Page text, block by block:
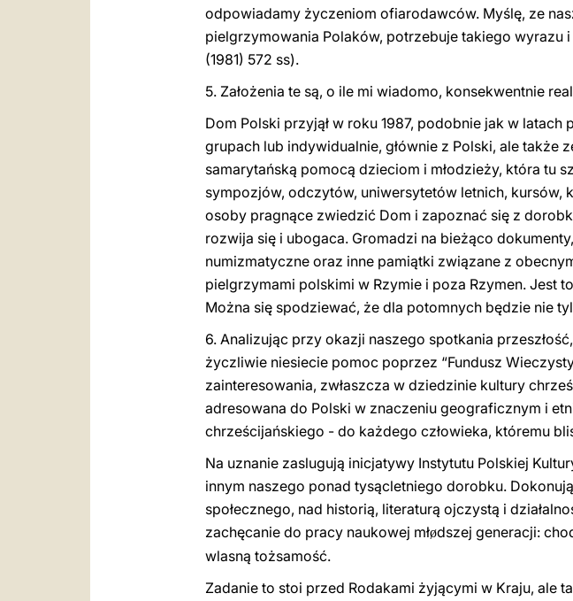
odpowiadamy życzeniom ofiarodawców. Myślę, ze
pielgrzymowania Polaków, potrzebuje takiego wyrazu
(1981) 572 ss).
5. Założenia te są, o ile mi wiadomo, konsekwentnie
Dom Polski przyjął w roku 1987, podobnie jak w
grupach lub indywidualnie, głównie z Polski, ale także
samarytańską pomocą dzieciom i młodzieży, która tu
sympozjów, odczytów, uniwersytetów letnich,
osoby pragnące zwiedzić Dom i zapoznać się z
rozwija się i ubogaca. Gromadzi na bieżąco
numizmatyczne oraz inne pamiątki związane z
pielgrzymami polskimi w Rzymie i poza Rzymen. Jest
Można się spodziewać, że dla potomnych będzie nie
6. Analizując przy okazji naszego spotkania
życzliwie niesiecie pomoc poprzez “Fundusz
zainteresowania, zwłaszcza w dziedzinie kultury
adresowana do Polski w znaczeniu geograficznym i et
chrześcijańskiego - do każdego człowieka, któremu
Na uznanie zaslugują inicjatywy Instytutu Polskiej
innym naszego ponad tysącletniego dorobku.
społecznego, nad historią, literaturą ojczystą i
zachęcanie do pracy naukowej młødszej generacji:
wlasną tożsamość.
Zadanie to stoi przed Rodakami żyjącymi w Kraju, ale